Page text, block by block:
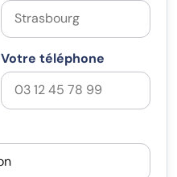
Votre téléphone